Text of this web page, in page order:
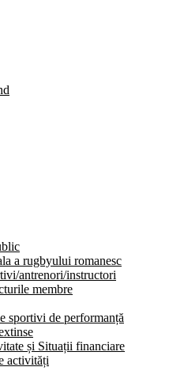
a rugbyului romanesc
antrenori/instructori
membre
sportivi de performanță
și Situații financiare
activități